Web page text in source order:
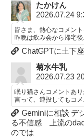
たかけん
2026.07.24
皆さま、熱心なコメン
昨晩は飲み会から帰宅
ChatGPTに土下
菊水牛乳
2026.07.23
眠り猫さんコメントあ
言って、連投してもコメ
Geminiに相談 デ
る不信感 上流の
のでは